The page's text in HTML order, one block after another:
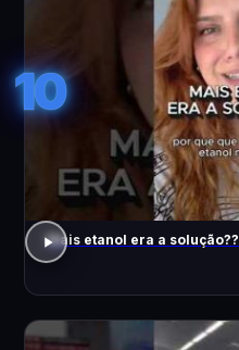
10
Mais etanol era a solução??